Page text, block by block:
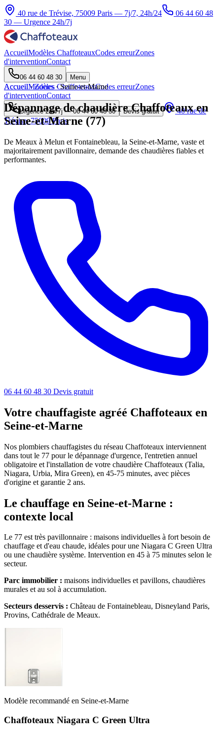
40 rue de Trévise, 75009 Paris — 7j/7, 24h/24
06 44 60 48
30 — Urgence 24h/7j
AccueilModèles ChaffoteauxCodes erreurZones
d'interventionContact
06 44 60 48 30 Menu
AccueilModèles ChaffoteauxCodes erreurZones
d'interventionContact
Urgence 24h/7j —06 44 60 48 30 Devis gratuit
40 rue de
Trévise, 75009 Paris
Accueil·Zones·Seine-et-Marne
Dépannage de chaudière Chaffoteaux en
Seine-et-Marne (77)
De Meaux à Melun et Fontainebleau, la Seine-et-Marne, vaste et
majoritairement pavillonnaire, demande des chaudières fiables et
performantes.
06 44 60 48 30 Devis gratuit
Votre chauffagiste agréé Chaffoteaux en
Seine-et-Marne
Nos plombiers chauffagistes du réseau Chaffoteaux interviennent
dans tout le 77 pour le dépannage d'urgence, l'entretien annuel
obligatoire et l'installation de votre chaudière Chaffoteaux (Talia,
Niagara, Urbia, Mira Green), en 45-75 minutes, avec pièces
d'origine et garantie 2 ans.
Le chauffage en Seine-et-Marne :
contexte local
Le 77 est très pavillonnaire : maisons individuelles à fort besoin de
chauffage et d'eau chaude, idéales pour une Niagara C Green Ultra
ou une chaudière système. Intervention en 45 à 75 minutes selon le
secteur.
Parc immobilier : maisons individuelles et pavillons, chaudières
murales et au sol à accumulation.
Secteurs desservis : Château de Fontainebleau, Disneyland Paris,
Provins, Cathédrale de Meaux.
Modèle recommandé en Seine-et-Marne
Chaffoteaux Niagara C Green Ultra